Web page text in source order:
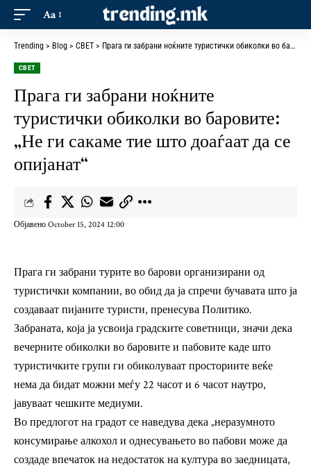
Aa
Trending > Blog > СВЕТ > Прага ги забрани ноќните туристички обиколки во баровите: „Не ги сакаме тие што доаѓаат да се опијанат“
СВЕТ
Прага ги забрани ноќните
туристички обиколки во баровите:
„Не ги сакаме тие што доаѓаат да се
опијанат“
Објавено October 15, 2024 12:00
Прага ги забрани турите во барови организирани од
туристички компании, во обид да ја спречи бучавата што ја
создаваат пијаните туристи, пренесуваПолитико.
Забраната, која ја усвоија градските советници, значи дека
вечерните обиколки во баровите и пабовите каде што
туристичките групи ги обиколуваат просториите веќе
нема да бидат можни меѓу 22 часот и 6 часот наутро,
јавуваат чешките медиуми.
Во предлогот на градот се наведува дека „неразумното
консумирање алкохол и однесувањето во пабови може да
создаде впечаток на недостаток на култура во заедницата,